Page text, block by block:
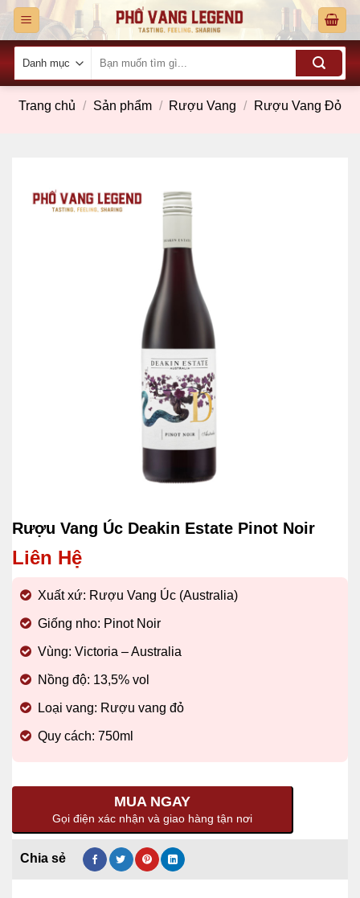
Skip
content
kiếm:
Trang chủ / Sản phẩm / Rượu Vang / Rượu Vang Đỏ
Rượu Vang Úc Deakin Estate Pinot Noir
Liên Hệ
Xuất xứ: Rượu Vang Úc (Australia)
Giống nho: Pinot Noir
Vùng: Victoria – Australia
Nồng độ: 13,5% vol
Loại vang: Rượu vang đỏ
Quy cách: 750ml
MUA NGAY
Gọi điện xác nhận và giao hàng tận nơi